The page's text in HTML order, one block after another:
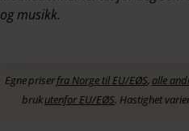
og musikk.
Egnepriserfra Norge til EU/EØS, alle
brukutenfor EU/EØS. Hastighet